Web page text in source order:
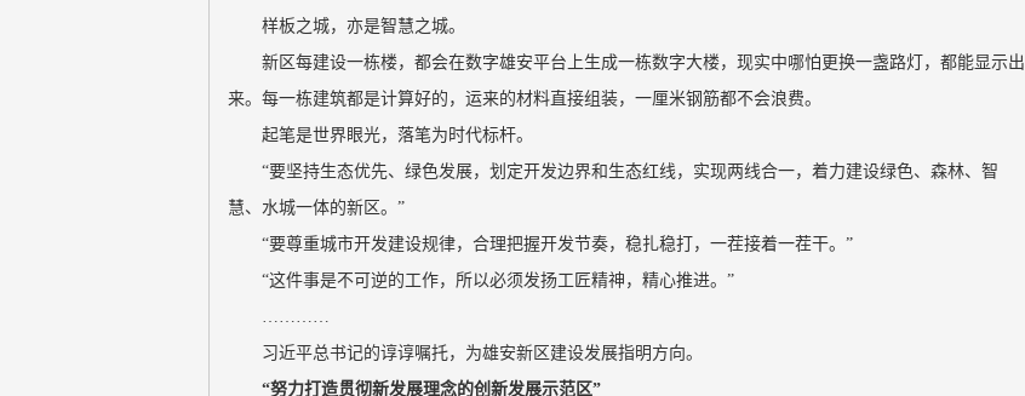
样板之城，亦是智慧之城。
新区每建设一栋楼，都会在数字雄安平台上生成一栋数字大楼，现实中哪怕更换一盏路灯，都能显示出
来。每一栋建筑都是计算好的，运来的材料直接组装，一厘米钢筋都不会浪费。
起笔是世界眼光，落笔为时代标杆。
“要坚持生态优先、绿色发展，划定开发边界和生态红线，实现两线合一，着力建设绿色、森林、智
慧、水城一体的新区。”
“要尊重城市开发建设规律，合理把握开发节奏，稳扎稳打，一茬接着一茬干。”
“这件事是不可逆的工作，所以必须发扬工匠精神，精心推进。”
…………
习近平总书记的谆谆嘱托，为雄安新区建设发展指明方向。
“努力打造贯彻新发展理念的创新发展示范区”